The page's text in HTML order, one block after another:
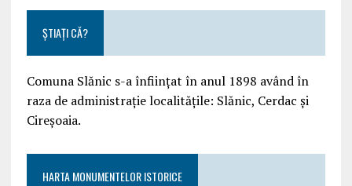
ȘTIAȚI CĂ?
Comuna Slănic s-a înființat în anul 1898 având în
raza de administrație localitățile: Slănic, Cerdac și
Cireșoaia.
HARTA MONUMENTELOR ISTORICE